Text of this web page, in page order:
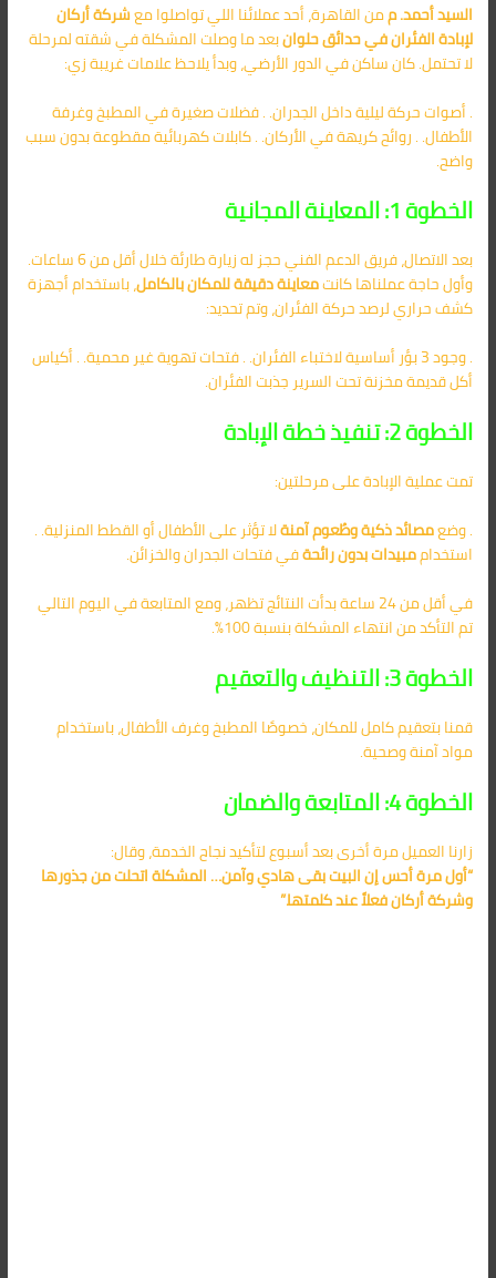
السيد أحمد. ممن القاهرة، أحد عملائنا اللي تواصلوا معشركة أركان
لإبادة الفئران في حدائق حلوانبعد ما وصلت المشكلة في شقته لمرحلة
لا تحتمل. كان ساكن في الدور الأرضي، وبدأ يلاحظ علامات غريبة زي:
. أصوات حركة ليلية داخل الجدران. . فضلات صغيرة في المطبخ وغرفة
الأطفال. . روائح كريهة في الأركان. . كابلات كهربائية مقطوعة بدون سبب
واضح.
الخطوة 1: المعاينة المجانية
بعد الاتصال، فريق الدعم الفني حجز له زيارة طارئة خلال أقل من 6 ساعات.
وأول حاجة عملناها كانتمعاينة دقيقة للمكان بالكامل، باستخدام أجهزة
كشف حراري لرصد حركة الفئران، وتم تحديد:
. وجود 3 بؤر أساسية لاختباء الفئران. . فتحات تهوية غير محمية. . أكياس
أكل قديمة مخزنة تحت السرير جذبت الفئران.
الخطوة 2: تنفيذ خطة الإبادة
تمت عملية الإبادة على مرحلتين:
. وضعمصائد ذكية وطُعوم آمنةلا تؤثر على الأطفال أو القطط المنزلية. .
استخداممبيدات بدون رائحةفي فتحات الجدران والخزائن.
في أقل من 24 ساعة بدأت النتائج تظهر، ومع المتابعة في اليوم التالي
تم التأكد من انتهاء المشكلة بنسبة 100%.
الخطوة 3: التنظيف والتعقيم
قمنا بتعقيم كامل للمكان، خصوصًا المطبخ وغرف الأطفال، باستخدام
مواد آمنة وصحية.
الخطوة 4: المتابعة والضمان
زارنا العميل مرة أخرى بعد أسبوع لتأكيد نجاح الخدمة، وقال:
“أول مرة أحس إن البيت بقى هادي وآمن… المشكلة اتحلت من جذورها
وشركة أركان فعلاً عند كلمتها.”